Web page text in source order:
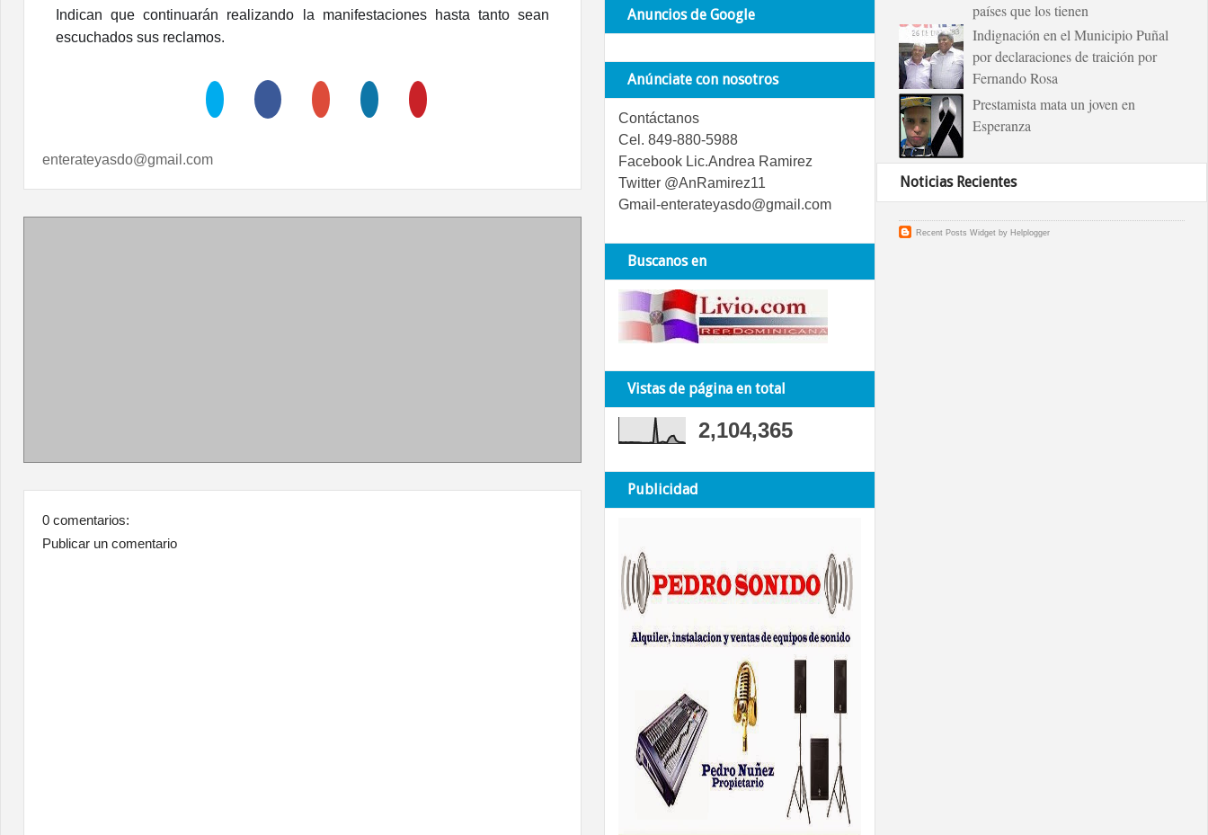
Indican que continuarán realizando la manifestaciones hasta tanto sean
escuchados sus reclamos.
enterateyasdo@gmail.com
0 comentarios:
Publicar un comentario
Anuncios de Google
Anúnciate con nosotros
Contáctanos
Cel. 849-880-5988
Facebook Lic.Andrea Ramirez
Twitter @AnRamirez11
Gmail-enterateyasdo@gmail.com
Buscanos en
Vistas de página en total
2,104,365
Publicidad
países que los tienen
Indignación en el Municipio Puñal
por declaraciones de traición por
Fernando Rosa
Prestamista mata un joven en
Esperanza
Noticias Recientes
Recent Posts Widgetby Helplogger